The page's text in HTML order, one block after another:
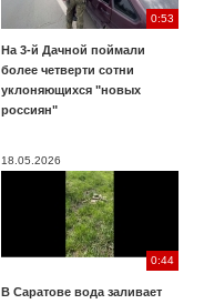
0:53
На 3-й Дачной поймали
более четверти сотни
уклоняющихся "новых
россиян"
18.05.2026
0:44
В Саратове вода заливает